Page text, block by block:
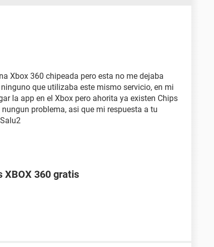
Xbox 360 chipeada pero esta no me dejaba
que utilizaba este mismo servicio, en mi
la app en el Xbox pero ahorita ya existen Chips
problema, asi que mi respuesta a tu
XBOX 360 gratis